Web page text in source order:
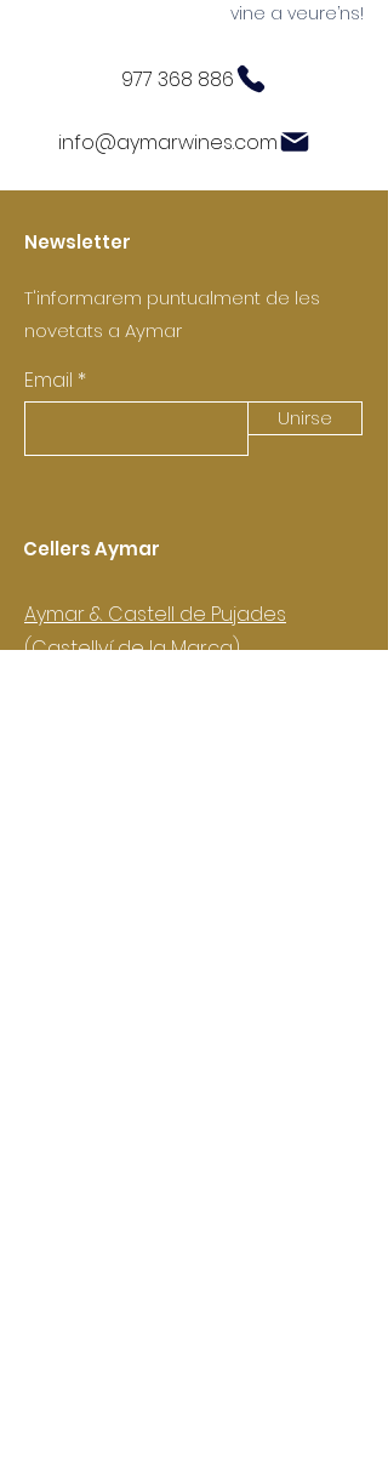
vine a veure’ns!
977 368 886
info@aymarwines.com
Newsletter
T'informarem puntualment de les
novetats a Aymar
Email
Unirse
Cellers Aymar
Aymar & Castell de Pujades
(Castellví de la Marca)